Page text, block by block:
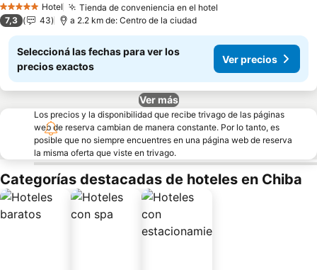
5 Estrellas Hotel Tienda de conveniencia en el hotel
7,3 43 a 2.2 km de: Centro de la ciudad
Seleccioná las fechas para ver los
precios exactos
Ver precios
Ver más
Los precios y la disponibilidad que recibe trivago de las páginas
web de reserva cambian de manera constante. Por lo tanto, es
posible que no siempre encuentres en una página web de reserva
la misma oferta que viste en trivago.
Categorías destacadas de hoteles en Chiba